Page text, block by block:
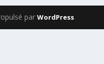
parWordPress